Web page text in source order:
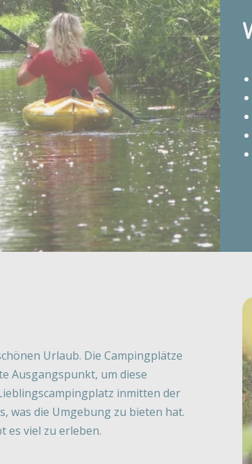
Urlaub. Die Campingplätze
Ausgangspunkt, um diese
inmitten der
was die Umgebung zu bieten hat.
es viel zu erleben.